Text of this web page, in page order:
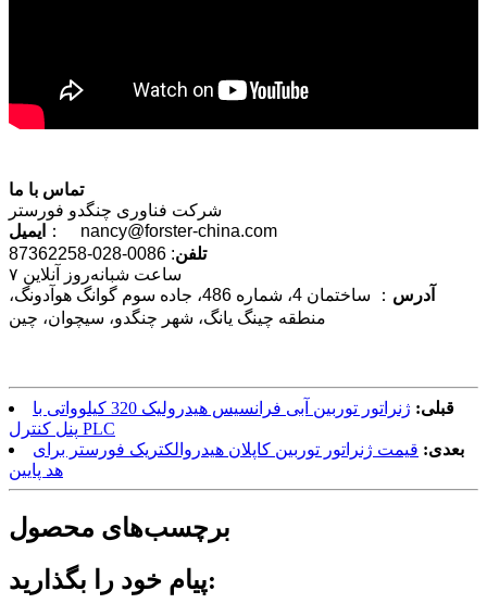
تماس با ما
شرکت فناوری چنگدو فورستر
ایمیل
： nancy@forster-china.com
تلفن: 0086-028-87362258
۷ ساعت شبانه‌روز آنلاین
آدرس
： ساختمان 4، شماره 486، جاده سوم گوانگ هوآدونگ،
منطقه چینگ یانگ، شهر چنگدو، سیچوان، چین
قبلی:
ژنراتور توربین آبی فرانسیس هیدرولیک 320 کیلوواتی با
پنل کنترل PLC
بعدی: قیمت ژنراتور توربین کاپلان هیدروالکتریک فورستر برای
هد پایین
برچسب‌های محصول
پیام خود را بگذارید: